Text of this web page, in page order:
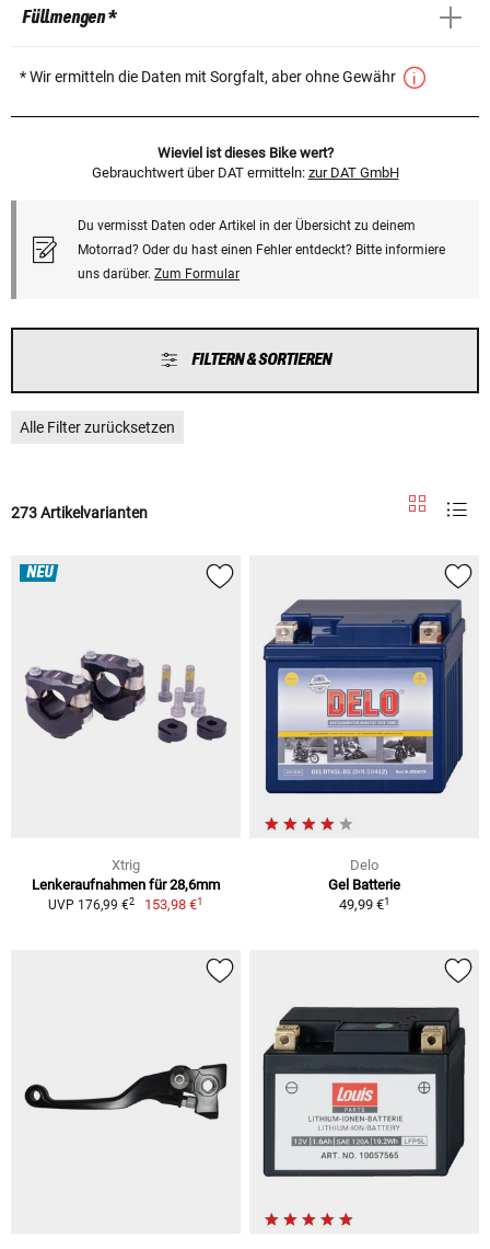
Füllmengen *
* Wir ermitteln die Daten mit Sorgfalt, aber ohne Gewähr
Wieviel ist dieses Bike wert?
Gebrauchtwert über DAT ermitteln: zur DAT GmbH
Du vermisst Daten oder Artikel in der Übersicht zu deinem
Motorrad? Oder du hast einen Fehler entdeckt? Bitte informiere
uns darüber. Zum Formular
FILTERN & SORTIEREN
Alle Filter zurücksetzen
273 Artikelvarianten
NEU
Xtrig
Lenkeraufnahmen für 28,6mm
UVP 176,99 €2 153,98 €1
Delo
Gel Batterie
49,99 €1